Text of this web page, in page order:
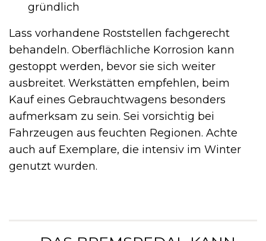
gründlich
Lass vorhandene Roststellen fachgerecht
behandeln. Oberflächliche Korrosion kann
gestoppt werden, bevor sie sich weiter
ausbreitet. Werkstätten empfehlen, beim
Kauf eines Gebrauchtwagens besonders
aufmerksam zu sein. Sei vorsichtig bei
Fahrzeugen aus feuchten Regionen. Achte
auch auf Exemplare, die intensiv im Winter
genutzt wurden.